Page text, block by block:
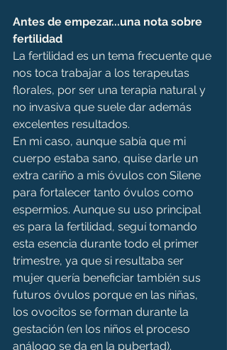
Antes de empezar...una nota sobre
fertilidad
La fertilidad es un tema frecuente que
nos toca trabajar a los terapeutas
florales, por ser una terapia natural y
no invasiva que suele dar además
excelentes resultados.
En mi caso, aunque sabía que mi
cuerpo estaba sano, quise darle un
extra cariño a mis óvulos con Silene
para fortalecer tanto óvulos como
espermios. Aunque su uso principal
es para la fertilidad, seguí tomando
esta esencia durante todo el primer
trimestre, ya que si resultaba ser
mujer quería beneficiar también sus
futuros óvulos porque en las niñas,
los ovocitos se forman durante la
gestación (en los niños el proceso
análogo se da en la pubertad).